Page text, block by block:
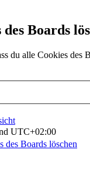
Boards
du alle Cookies des
UTC+02:00
des Boards löschen